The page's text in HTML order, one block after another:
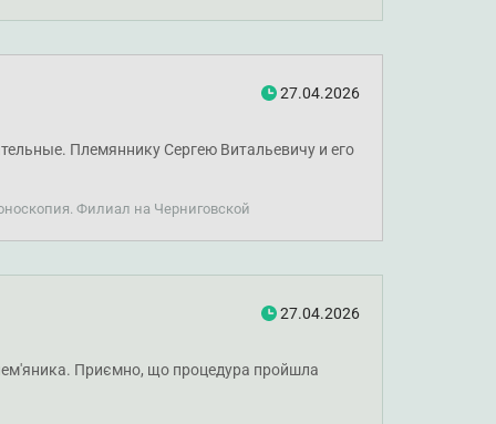
27.04.2026
Племяннику Сергею Витальевичу и его
Филиал на Черниговской
27.04.2026
Приємно, що процедура пройшла